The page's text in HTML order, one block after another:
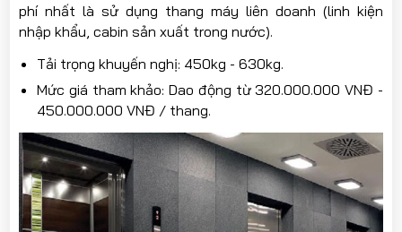
phí nhất là sử dụng thang máy liên doanh (linh kiện
nhập khẩu, cabin sản xuất trong nước).
Tải trọng khuyến nghị: 450kg - 630kg.
Mức giá tham khảo: Dao động từ 320.000.000 VNĐ -
450.000.000 VNĐ / thang.